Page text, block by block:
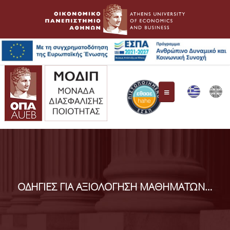
ΜΟ.ΔΙ.Π.
Όργανα Διασφάλισης Ποιότητας ΟΔΗΓΙΕΣ ΓΙΑ ΑΞΙΟΛΟΓΗΣΗ ΜΑΘΗΜΑΤΩΝ/ΔΙΔΑΣΚΑΛΙΑΣ ΠΠΣ